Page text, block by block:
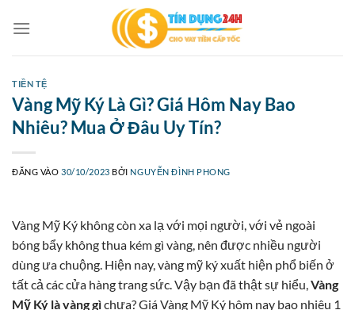
qua
TIỀN TỆ
Vàng Mỹ Ký Là Gì? Giá Hôm Nay Bao
Nhiêu? Mua Ở Đâu Uy Tín?
ĐĂNG VÀO30/10/2023 BỞI NGUYỄN ĐÌNH PHONG
Vàng Mỹ Ký không còn xa lạ với mọi người, với vẻ ngoài
bóng bẩy không thua kém gì vàng, nên được nhiều người
dùng ưa chuộng. Hiện nay, vàng mỹ ký xuất hiện phổ biến ở
tất cả các cửa hàng trang sức. Vậy bạn đã thật sự hiểu, Vàng
Mỹ Ký là vàng gìchưa? Giá Vàng Mỹ Ký hôm nay bao nhiêu 1